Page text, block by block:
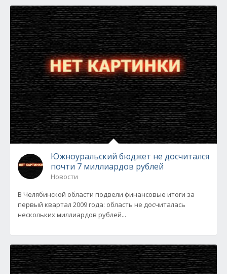
Южноуральский бюджет не досчитался
почти 7 миллиардов рублей
Новости
В Челябинской области подвели финансовые итоги за
первый квартал 2009 года: область не досчиталась
нескольких миллиардов рублей...